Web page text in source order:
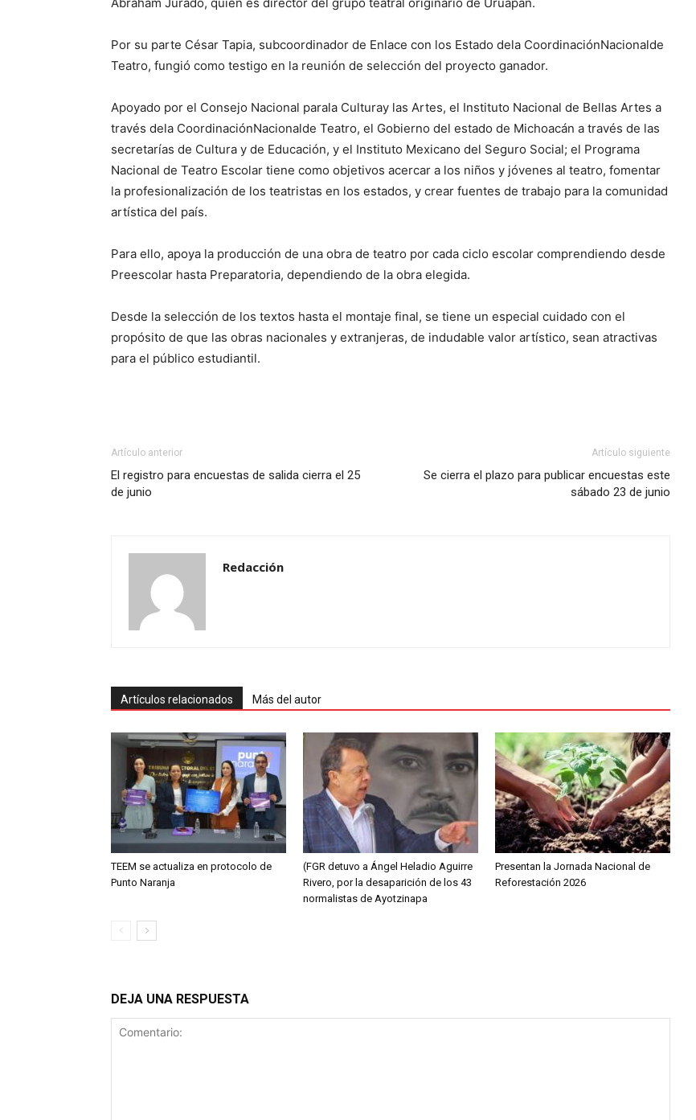
Por su parte César Tapia, subcoordinador de Enlace con los Estado dela CoordinaciónNacionalde
Teatro, fungió como testigo en la reunión de selección del proyecto ganador.
Apoyado por el Consejo Nacional parala Culturay las Artes, el Instituto Nacional de Bellas Artes a
través dela CoordinaciónNacionalde Teatro, el Gobierno del estado de Michoacán a través de las
secretarías de Cultura y de Educación, y el Instituto Mexicano del Seguro Social; el Programa
Nacional de Teatro Escolar tiene como objetivos acercar a los niños y jóvenes al teatro, fomentar
la profesionalización de los teatristas en los estados, y crear fuentes de trabajo para la comunidad
artística del país.
Para ello, apoya la producción de una obra de teatro por cada ciclo escolar comprendiendo desde
Preescolar hasta Preparatoria, dependiendo de la obra elegida.
Desde la selección de los textos hasta el montaje final, se tiene un especial cuidado con el
propósito de que las obras nacionales y extranjeras, de indudable valor artístico, sean atractivas
para el público estudiantil.
Artículo anterior
El registro para encuestas de salida cierra el 25
de junio
Artículo siguiente
Se cierra el plazo para publicar encuestas este
sábado 23 de junio
Redacción
Artículos relacionados Más del autor
TEEM se actualiza en protocolo de
Punto Naranja
(FGR detuvo a Ángel Heladio Aguirre
Rivero, por la desaparición de los 43
normalistas de Ayotzinapa
Presentan la Jornada Nacional de
Reforestación 2026
DEJA UNA RESPUESTA